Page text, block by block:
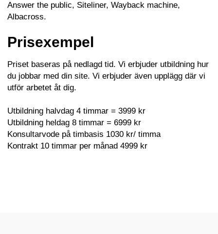
Answer the public, Siteliner, Wayback machine,
Albacross.
Prisexempel
Priset baseras på nedlagd tid. Vi erbjuder utbildning hur
du jobbar med din site. Vi erbjuder även upplägg där vi
utför arbetet åt dig.
Utbildning halvdag 4 timmar = 3999 kr
Utbildning heldag 8 timmar = 6999 kr
Konsultarvode på timbasis 1030 kr/ timma
Kontrakt 10 timmar per månad 4999 kr